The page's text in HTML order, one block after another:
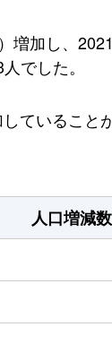
増加し、
でした。
ていること
人口増減数